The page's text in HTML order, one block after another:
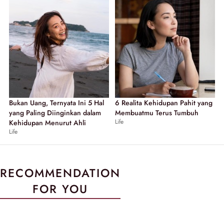
Bukan Uang, Ternyata Ini 5 Hal
yang Paling Diinginkan dalam
Kehidupan Menurut Ahli
Life
6 Realita Kehidupan Pahit yang
Membuatmu Terus Tumbuh
Life
RECOMMENDATION
FOR YOU